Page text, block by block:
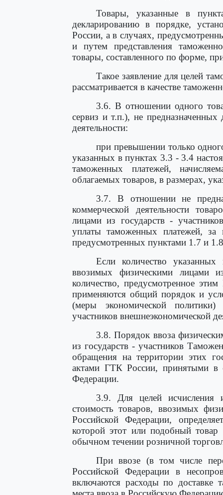
Товары, указанные в
декларированию в порядке,
России, а в случаях,
и путем представления
товары, составленного по форме,
Такое заявление для целей
рассматривается в качестве
3.6. В отношении одного
сервиз и т.п.), не
деятельности:
при превышении только
указанных в пунктах 3.3 - 3.4
таможенных платежей,
облагаемых товаров, в размерах,
3.7. В отношении не
коммерческой деятельности
лицами из государств -
уплаты таможенных платежей,
предусмотренных пунктами 1.7 и
Если количество
ввозимых физическими лицами
количество, предусмотренное
применяются общий порядок и
(меры экономической
участников внешнеэкономической
3.8. Порядок ввоза
из государств - участников
обращения на территории этих
актами ГТК России, принятыми в
Федерации.
3.9. Для целей исчисления
стоимость товаров, ввозимых
Российской Федерации,
которой этот или подобный товар
обычном течении розничной
При ввозе (в том числе
Российской Федерации в
включаются расходы по доставке